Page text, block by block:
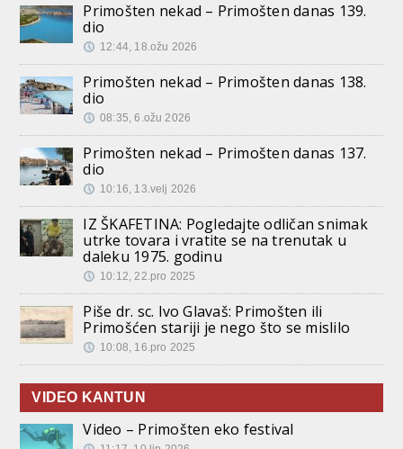
Primošten nekad – Primošten danas 139.
dio
12:44, 18.ožu 2026
Primošten nekad – Primošten danas 138.
dio
08:35, 6.ožu 2026
Primošten nekad – Primošten danas 137.
dio
10:16, 13.velj 2026
IZ ŠKAFETINA: Pogledajte odličan snimak
utrke tovara i vratite se na trenutak u
daleku 1975. godinu
10:12, 22.pro 2025
Piše dr. sc. Ivo Glavaš: Primošten ili
Primošćen stariji je nego što se mislilo
10:08, 16.pro 2025
VIDEO KANTUN
Video – Primošten eko festival